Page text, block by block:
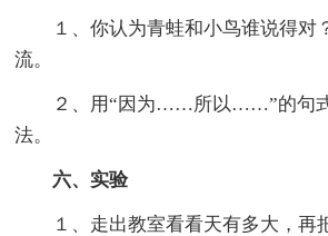
１、你认为青蛙和小鸟谁说得对
流。
２、用“因为……所以……”的句式
法。
六、实验
１、走出教室看看天有多大，再